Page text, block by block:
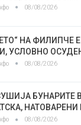
08/08/2026
НА ФИЛИПЧЕ
УСЛОВНО
08/08/2026
БУНАРИТЕ
08/08/2026